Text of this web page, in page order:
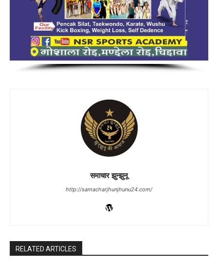
समाचार झुन्झुनू
http://samacharjhunjhunu24.com/
RELATED ARTICLES